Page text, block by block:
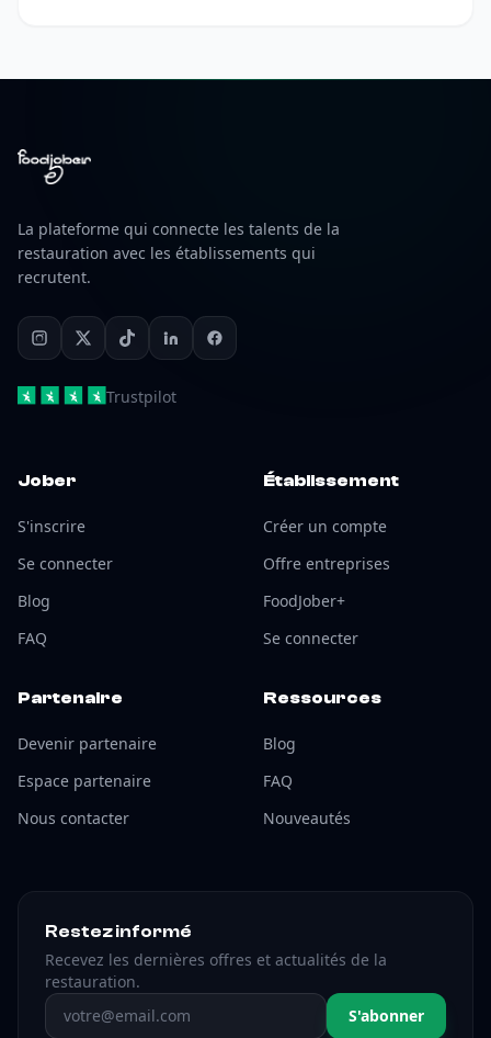
La plateforme qui connecte les talents de la
restauration avec les établissements qui
recrutent.
Trustpilot
Jober
S'inscrire
Se connecter
Blog
FAQ
Établissement
Créer un compte
Offre entreprises
FoodJober+
Se connecter
Partenaire
Devenir partenaire
Espace partenaire
Nous contacter
Ressources
Blog
FAQ
Nouveautés
Restez informé
Recevez les dernières offres et actualités de la
restauration.
Adresse email S'abonner